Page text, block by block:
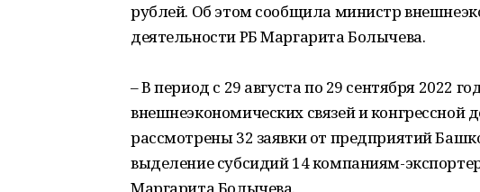
рублей. Об этом сообщила министр
деятельности РБ Маргарита Болычева.
– В период с 29 августа по 29 сентября 2022
внешнеэкономических связей и конгрессной
рассмотрены 32 заявки от предприятий
выделение субсидий 14 компаниям-